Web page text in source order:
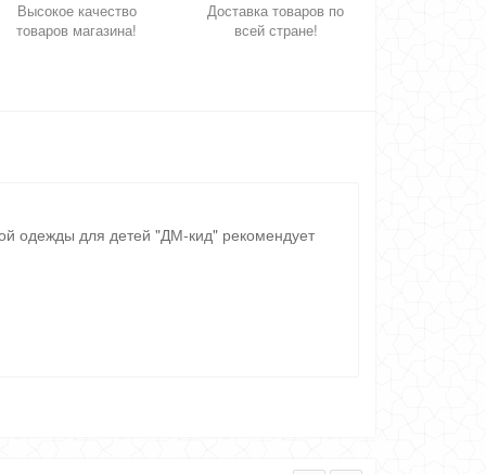
Высокое качество
товаров магазина!
Доставка товаров по
всей стране!
одежды для детей "ДМ-кид" рекомендует